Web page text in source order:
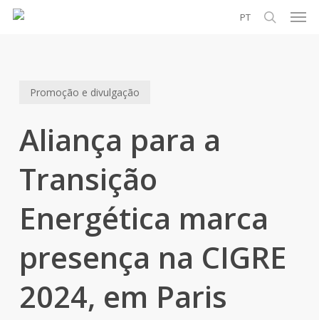
Skip
PT
Promoção e divulgação
Aliança para a
Transição
Energética marca
presença na CIGRE
2024, em Paris